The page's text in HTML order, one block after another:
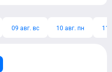
09 авг. вс 10 авг. пн 11